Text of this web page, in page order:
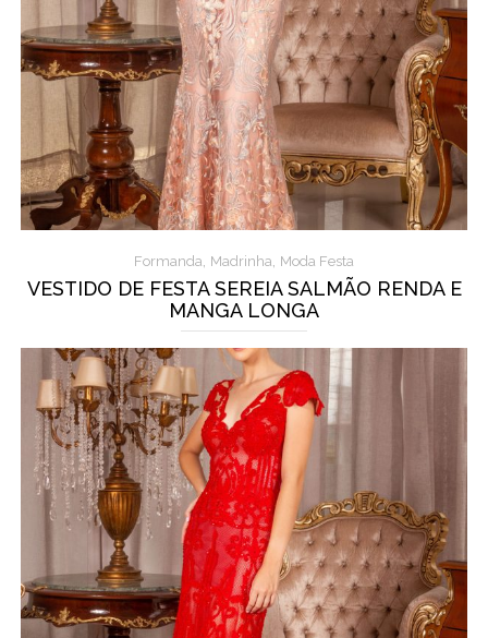
Formanda, Madrinha, Moda Festa
VESTIDO DE FESTA SEREIA SALMÃO RENDA E
MANGA LONGA